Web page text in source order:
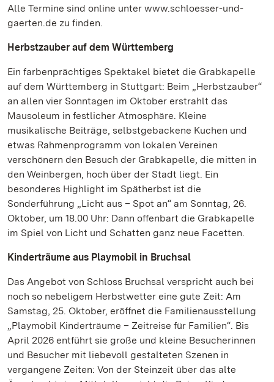
Alle Termine sind online unter www.schloesser-und-
gaerten.de zu finden.
Herbstzauber auf dem Württemberg
Ein farbenprächtiges Spektakel bietet die Grabkapelle
auf dem Württemberg in Stuttgart: Beim „Herbstzauber“
an allen vier Sonntagen im Oktober erstrahlt das
Mausoleum in festlicher Atmosphäre. Kleine
musikalische Beiträge, selbstgebackene Kuchen und
etwas Rahmenprogramm von lokalen Vereinen
verschönern den Besuch der Grabkapelle, die mitten in
den Weinbergen, hoch über der Stadt liegt. Ein
besonderes Highlight im Spätherbst ist die
Sonderführung „Licht aus – Spot an“ am Sonntag, 26.
Oktober, um 18.00 Uhr: Dann offenbart die Grabkapelle
im Spiel von Licht und Schatten ganz neue Facetten.
Kinderträume aus Playmobil in Bruchsal
Das Angebot von Schloss Bruchsal verspricht auch bei
noch so nebeligem Herbstwetter eine gute Zeit: Am
Samstag, 25. Oktober, eröffnet die Familienausstellung
„Playmobil Kinderträume – Zeitreise für Familien“. Bis
April 2026 entführt sie große und kleine Besucherinnen
und Besucher mit liebevoll gestalteten Szenen in
vergangene Zeiten: Von der Steinzeit über das alte